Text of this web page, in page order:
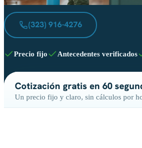
(323) 916-4276
Precio fijo Antecedentes verificados
Cotización gratis en 60
Un precio fijo y claro, sin cálculos por